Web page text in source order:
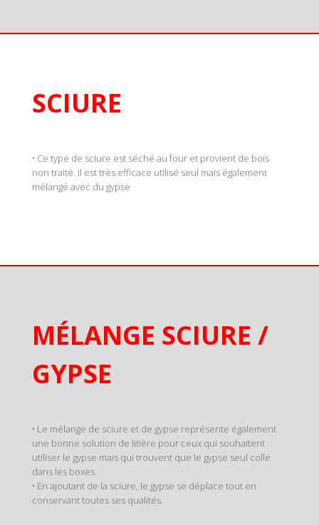
SCIURE
• Ce type de sciure est séché au four et provient de bois
non traité. Il est très efficace utilisé seul mais également
mélangé avec du gypse
MÉLANGE SCIURE /
GYPSE
• Le mélange de sciure et de gypse représente également
une bonne solution de litière pour ceux qui souhaitent
utiliser le gypse mais qui trouvent que le gypse seul colle
dans les boxes.
• En ajoutant de la sciure, le gypse se déplace tout en
conservant toutes ses qualités.